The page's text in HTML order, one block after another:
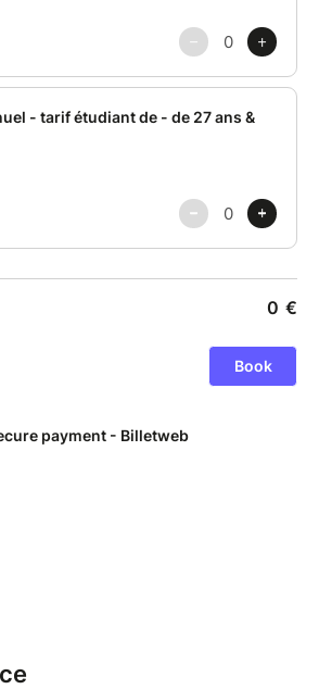
sera fermée du jeudi 16
2026.
cours de votre choix en
abonné" et en indiquant le
règlement.
Ouverte :https://u-
ouverte/